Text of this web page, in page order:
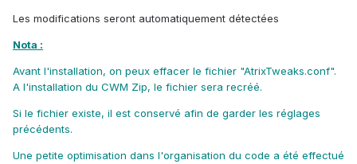
Les modifications seront automatiquement détectées
Nota :
Avant l'installation, on peux effacer le fichier "AtrixTweaks.conf".
A l'installation du CWM Zip, le fichier sera recréé.
Si le fichier existe, il est conservé afin de garder les réglages
précédents.
Une petite optimisation dans l'organisation du code a été effectué